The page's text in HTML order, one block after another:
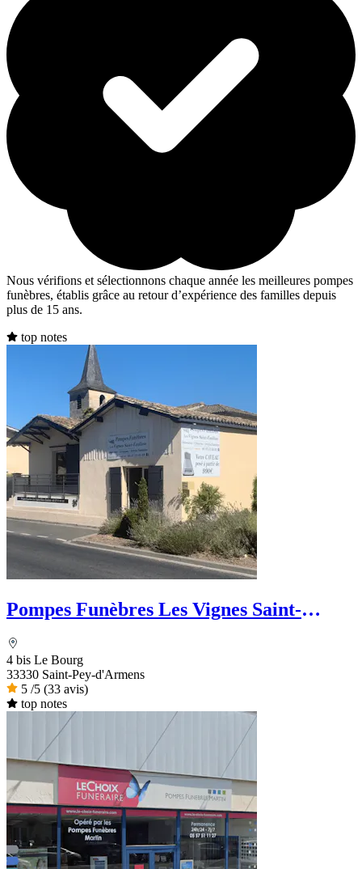
Nous vérifions et sélectionnons chaque année les meilleures pompes
funèbres, établis grâce au retour d’expérience des familles depuis
plus de 15 ans.
top notes
Pompes Funèbres Les Vignes Saint-
4 bis Le Bourg
33330 Saint-Pey-d'Armens
5 /5 (33 avis)
top notes